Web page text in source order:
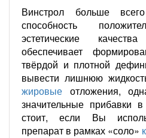
Винстрол больше
способность
эстетические
обеспечивает
твёрдой и плотной
вывести лишнюю
жировые отложения,
значительные
стоит, если Вы
препарат в рамках «соло»